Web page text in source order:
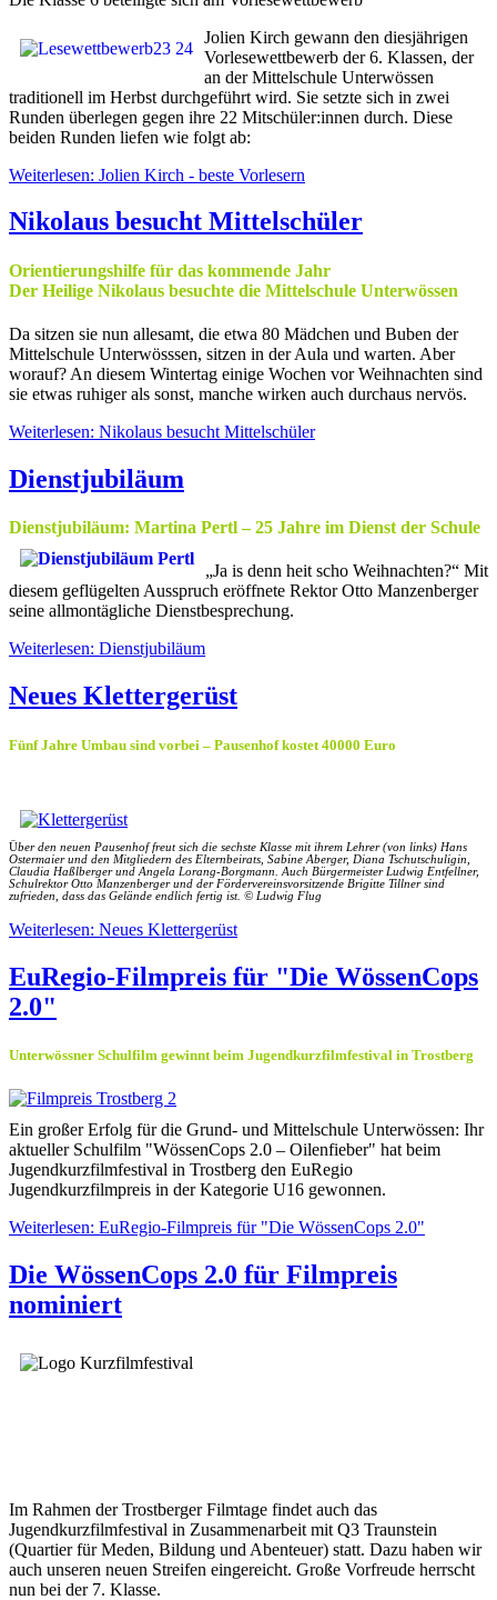
Jolien Kirch gewann den diesjährigen
Vorlesewettbewerb der 6. Klassen, der
an der Mittelschule Unterwössen
traditionell im Herbst durchgeführt wird. Sie setzte sich in zwei
Runden überlegen gegen ihre 22 Mitschüler:innen durch. Diese
beiden Runden liefen wie folgt ab:
Weiterlesen: Jolien Kirch - beste Vorlesern
Nikolaus besucht Mittelschüler
Orientierungshilfe für das kommende Jahr
Der Heilige Nikolaus besuchte die Mittelschule Unterwössen
Da sitzen sie nun allesamt, die etwa 80 Mädchen und Buben der
Mittelschule Unterwösssen, sitzen in der Aula und warten. Aber
worauf? An diesem Wintertag einige Wochen vor Weihnachten sind
sie etwas ruhiger als sonst, manche wirken auch durchaus nervös.
Weiterlesen: Nikolaus besucht Mittelschüler
Dienstjubiläum
Dienstjubiläum: Martina Pertl – 25 Jahre im Dienst der Schule
„Ja is denn heit scho Weihnachten?“ Mit
diesem geflügelten Ausspruch eröffnete Rektor Otto Manzenberger
seine allmontägliche Dienstbesprechung.
Weiterlesen: Dienstjubiläum
Neues Klettergerüst
Fünf Jahre Umbau sind vorbei – Pausenhof kostet 40000 Euro
Über den neuen Pausenhof freut sich die sechste Klasse mit ihrem Lehrer (von links) Hans
Ostermaier und den Mitgliedern des Elternbeirats, Sabine Aberger, Diana Tschutschuligin,
Claudia Haßlberger und Angela Lorang-Borgmann. Auch Bürgermeister Ludwig Entfellner,
Schulrektor Otto Manzenberger und der Fördervereinsvorsitzende Brigitte Tillner sind
zufrieden, dass das Gelände endlich fertig ist. © Ludwig Flug
Weiterlesen: Neues Klettergerüst
EuRegio-Filmpreis für "Die WössenCops
2.0"
Unterwössner Schulfilm gewinnt beim Jugendkurzfilmfestival in Trostberg
Ein großer Erfolg für die Grund- und Mittelschule Unterwössen: Ihr
aktueller Schulfilm "WössenCops 2.0 – Oilenfieber" hat beim
Jugendkurzfilmfestival in Trostberg den EuRegio
Jugendkurzfilmpreis in der Kategorie U16 gewonnen.
Weiterlesen: EuRegio-Filmpreis für "Die WössenCops 2.0"
Die WössenCops 2.0 für Filmpreis
nominiert
Im Rahmen der Trostberger Filmtage findet auch das
Jugendkurzfilmfestival in Zusammenarbeit mit Q3 Traunstein
(Quartier für Meden, Bildung und Abenteuer) statt. Dazu haben wir
auch unseren neuen Streifen eingereicht. Große Vorfreude herrscht
nun bei der 7. Klasse.